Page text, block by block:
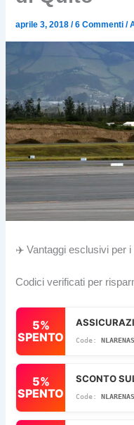
aprile 3, 2018/6 Commenti /
✈️ Vantaggi esclusivi per i
Codici verificati per
5%
SPENTO
NLARENAS
5%
SPENTO
SCONTO
NLARENAS